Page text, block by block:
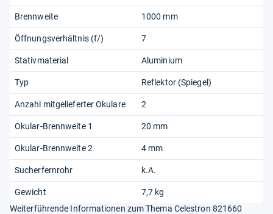
Brennweite 1000 mm
Öffnungsverhältnis (f/) 7
Stativmaterial Aluminium
Typ Reflektor (Spiegel)
Anzahl mitgelieferter Okulare 2
Okular-Brennweite 1 20 mm
Okular-Brennweite 2 4 mm
Sucherfernrohr k.A.
Gewicht
7,7 kg
Weiterführende Informationen zum Thema Celestron 821660